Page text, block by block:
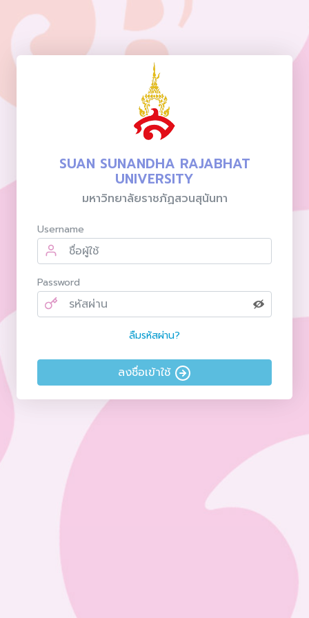
SUAN SUNANDHA RAJABHAT
UNIVERSITY
มหาวิทยาลัยราชภัฏสวนสุนันทา
Username
Password
ลืมรหัสผ่าน?
ลงชื่อเข้าใช้